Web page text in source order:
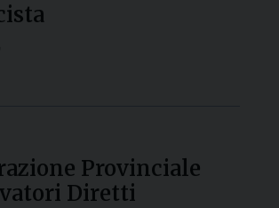
Provinciale
Diretti